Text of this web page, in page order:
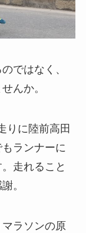
ではなく、
んか。
りに陸前高田
ランナーに
走れること
。
ラソンの原